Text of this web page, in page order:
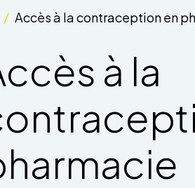
Accès à la contraception en
à la